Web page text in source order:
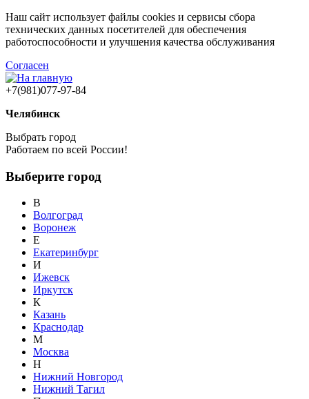
Наш сайт использует файлы cookies и сервисы сбора
технических данных посетителей для обеспечения
работоспособности и улучшения качества обслуживания
Согласен
+7(981)077-97-84
Челябинск
Выбрать город
Работаем по всей России!
Выберите город
В
Волгоград
Воронеж
Е
Екатеринбург
И
Ижевск
Иркутск
К
Казань
Краснодар
М
Москва
Н
Нижний Новгород
Нижний Тагил